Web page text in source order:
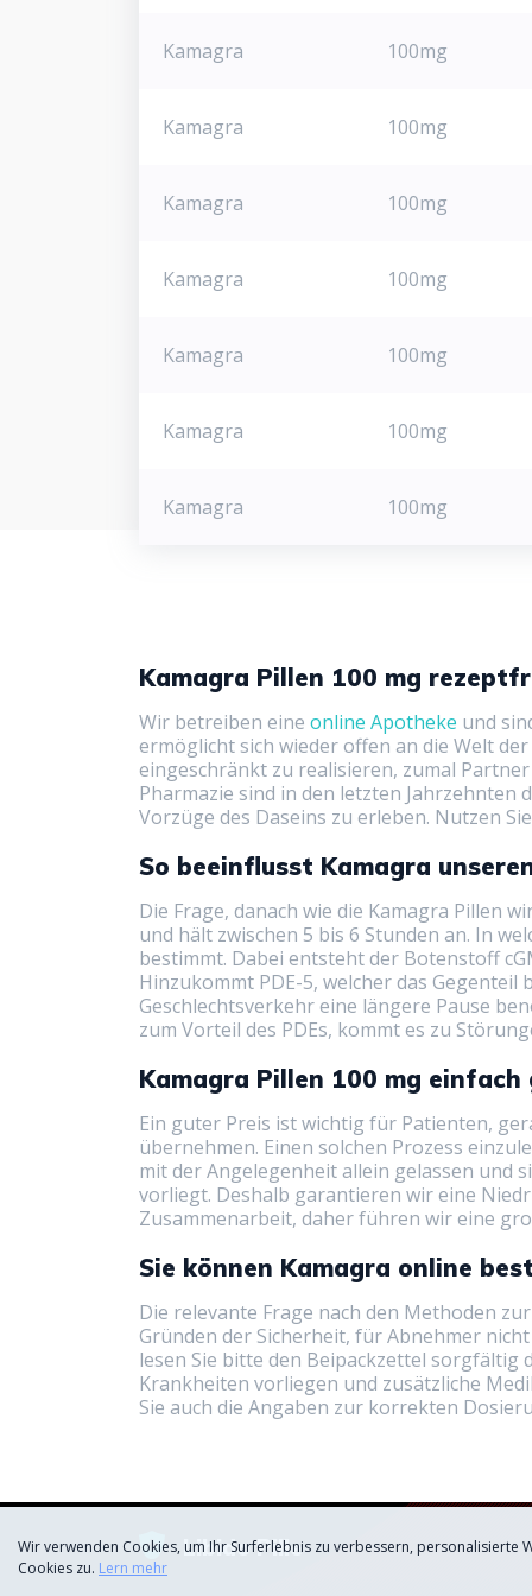
Kamagra 100mg
Kamagra 100mg
Kamagra 100mg
Kamagra 100mg
Kamagra 100mg
Kamagra 100mg
Kamagra 100mg
Kamagra Pillen 100 mg
Wir betreiben eine online Apotheke und
ermöglicht sich wieder offen an die Welt
eingeschränkt zu realisieren, zumal
Pharmazie sind in den letzten Jahrzehnten
Vorzüge des Daseins zu erleben. Nutzen
So beeinflusst Kamagra
Die Frage, danach wie die Kamagra Pillen
und hält zwischen 5 bis 6 Stunden an. In
bestimmt. Dabei entsteht der Botenstoff
Hinzukommt PDE-5, welcher das
Geschlechtsverkehr eine längere Pause
zum Vorteil des PDEs, kommt es zu
Kamagra Pillen 100 mg
Ein guter Preis ist wichtig für Patienten,
übernehmen. Einen solchen Prozess
mit der Angelegenheit allein gelassen und
vorliegt. Deshalb garantieren wir eine
Zusammenarbeit, daher führen wir eine
Sie können Kamagra online
Die relevante Frage nach den Methoden
Gründen der Sicherheit, für Abnehmer
lesen Sie bitte den Beipackzettel
Krankheiten vorliegen und zusätzliche
Sie auch die Angaben zur korrekten
Libido Pille
Wir verwenden Cookies, um Ihr Surferlebnis zu verbessern, personalisierte
Cookies zu. Lern mehr